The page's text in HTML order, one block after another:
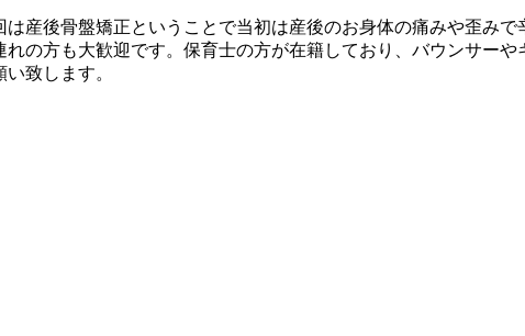
産後骨盤矯正ということで当初は産後のお身体の痛みや歪み
れの方も大歓迎です。保育士の方が在籍しており、バウンサー
致します。